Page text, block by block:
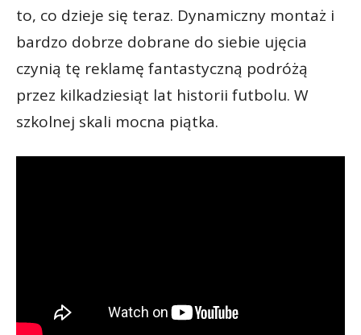
to, co dzieje się teraz. Dynamiczny montaż i
bardzo dobrze dobrane do siebie ujęcia
czynią tę reklamę fantastyczną podróżą
przez kilkadziesiąt lat historii futbolu. W
szkolnej skali mocna piątka.